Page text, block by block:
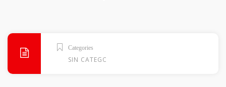
Categories
SIN CATEGORÍA